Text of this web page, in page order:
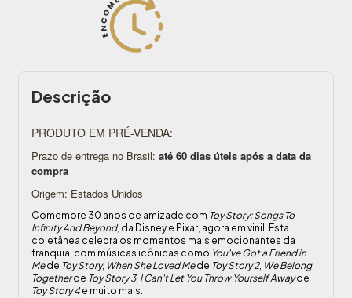
Descrição
PRODUTO EM PRÉ-VENDA:
Prazo de entrega no Brasil: até 60 dias úteis após a data da
compra
Origem: Estados Unidos
Comemore 30 anos de amizade com Toy Story: Songs To
Infinity And Beyond, da Disney e Pixar, agora em vinil! Esta
coletânea celebra os momentos mais emocionantes da
franquia, com músicas icônicas como You've Got a Friend in
Mede Toy Story, When She Loved Mede Toy Story 2, We Belong
Togetherde Toy Story 3, I Can't Let You Throw Yourself Awayde
Toy Story 4 e muito mais.